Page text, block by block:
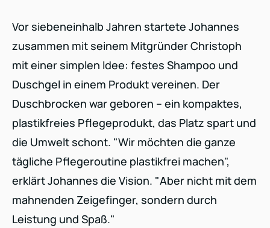
Vor siebeneinhalb Jahren startete Johannes
zusammen mit seinem Mitgründer Christoph
mit einer simplen Idee: festes Shampoo und
Duschgel in einem Produkt vereinen. Der
Duschbrocken war geboren – ein kompaktes,
plastikfreies Pflegeprodukt, das Platz spart und
die Umwelt schont. "Wir möchten die ganze
tägliche Pflegeroutine plastikfrei machen",
erklärt Johannes die Vision. "Aber nicht mit dem
mahnenden Zeigefinger, sondern durch
Leistung und Spaß."